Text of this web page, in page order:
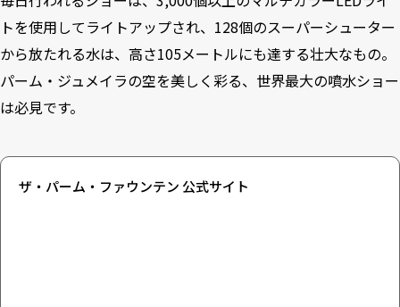
トを使用してライトアップされ、128個のスーパーシューター
から放たれる水は、高さ105メートルにも達する壮大なもの。
パーム・ジュメイラの空を美しく彩る、世界最大の噴水ショー
は必見です。
ザ・パーム・ファウンテン 公式サイト